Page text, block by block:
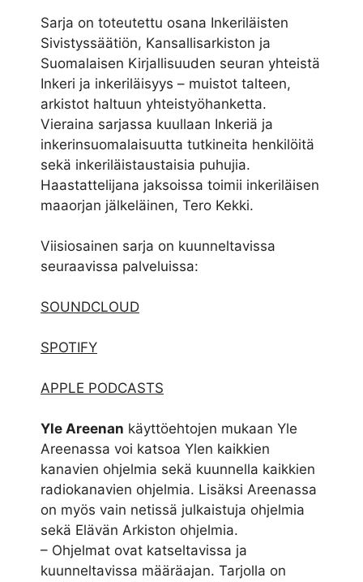
Sarja on toteutettu osana Inkeriläisten
Sivistyssäätiön, Kansallisarkiston ja
Suomalaisen Kirjallisuuden seuran yhteistä
Inkeri ja inkeriläisyys – muistot talteen,
arkistot haltuun yhteistyöhanketta.
Vieraina sarjassa kuullaan Inkeriä ja
inkerinsuomalaisuutta tutkineita henkilöitä
sekä inkeriläistaustaisia puhujia.
Haastattelijana jaksoissa toimii inkeriläisen
maaorjan jälkeläinen, Tero Kekki.
Viisiosainen sarja on kuunneltavissa
seuraavissa palveluissa:
SOUNDCLOUD
SPOTIFY
APPLE PODCASTS
Yle Areenan käyttöehtojen mukaan Yle
Areenassa voi katsoa Ylen kaikkien
kanavien ohjelmia sekä kuunnella kaikkien
radiokanavien ohjelmia. Lisäksi Areenassa
on myös vain netissä julkaistuja ohjelmia
sekä Elävän Arkiston ohjelmia.
– Ohjelmat ovat katseltavissa ja
kuunneltavissa määräajan. Tarjolla on